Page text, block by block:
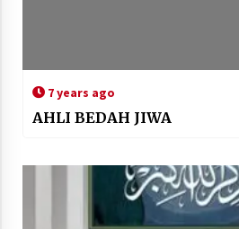
7 years ago
AHLI BEDAH JIWA